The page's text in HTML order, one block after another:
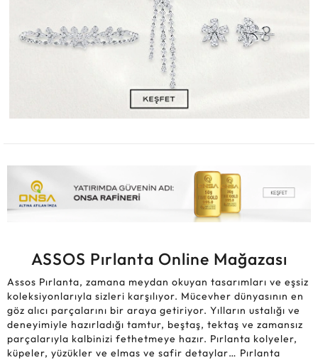
ASSOS Pırlanta Online Mağazası
Assos Pırlanta, zamana meydan okuyan tasarımları ve eşsiz
koleksiyonlarıyla sizleri karşılıyor. Mücevher dünyasının en
göz alıcı parçalarını bir araya getiriyor. Yılların ustalığı ve
deneyimiyle hazırladığı tamtur, beştaş, tektaş ve zamansız
parçalarıyla kalbinizi fethetmeye hazır. Pırlanta kolyeler,
küpeler, yüzükler ve elmas ve safir detaylar… Pırlanta